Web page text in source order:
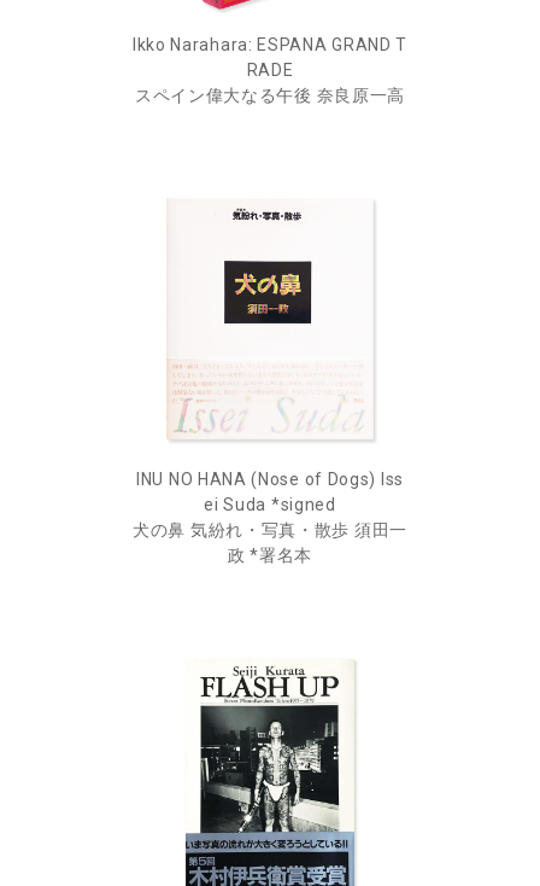
Ikko Narahara: ESPANA GRAND T
RADE
スペイン偉大なる午後 奈良原一高
INU NO HANA (Nose of Dogs) Iss
ei Suda *signed
犬の鼻 気紛れ・写真・散歩 須田一
政 *署名本